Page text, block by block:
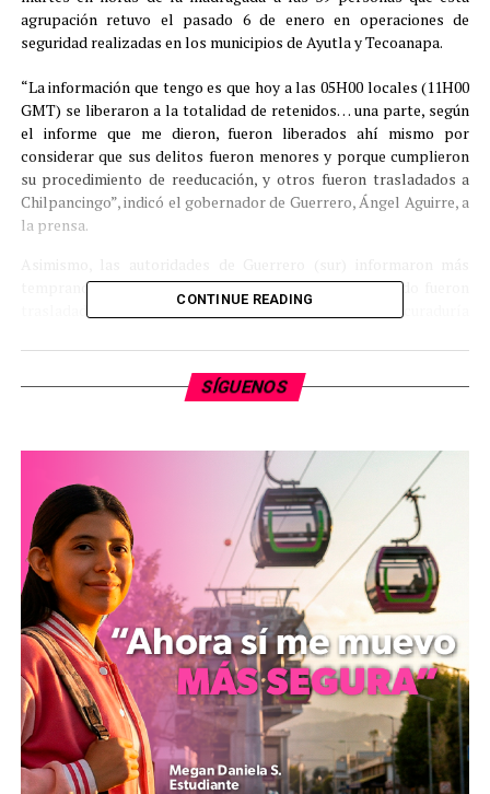
agrupación retuvo el pasado 6 de enero en operaciones de
seguridad realizadas en los municipios de Ayutla y Tecoanapa.
“La información que tengo es que hoy a las 05H00 locales (11H00
GMT) se liberaron a la totalidad de retenidos… una parte, según
el informe que me dieron, fueron liberados ahí mismo por
considerar que sus delitos fueron menores y porque cumplieron
su procedimiento de reeducación, y otros fueron trasladados a
Chilpancingo”, indicó el gobernador de Guerrero, Ángel Aguirre, a
la prensa.
temprano que los 20 liberados en la capital del estado fueron
trasladados de inmediato a las instalaciones de la Procuraduría
Aguirre comentó que todavía no se especifica los delitos
cometidos por las 20 personas que fueron entregadas a las
Por su parte, los varios habitantes de Guerrero identificaron a los
retenidos como responsables de secuestros, robos, extorsiones y
otros delitos.
En un principio, la Upoeg, mantenía 54 presos, pero en días
anteriores ya había transferido a la Procuraduría territorial a 11 y
luego a cuatro de ellos.
Esta entrega se da como resultado de acuerdos logrados durante
las conversaciones del gobierno con la agrupación de
autodefensa.
Mientras tanto, la Comisión Nacional de los Derechos Humanos
(CNDH) emitió un comunicado el pasado domingo en el que
manifestaba su rechazo a la formación de esas agrupaciones
civiles armadas.
CONTINUE READING
SÍGUENOS